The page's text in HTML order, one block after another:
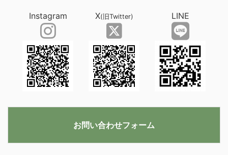
Instagram X(旧Twitter) LINE
お問い合わせフォーム